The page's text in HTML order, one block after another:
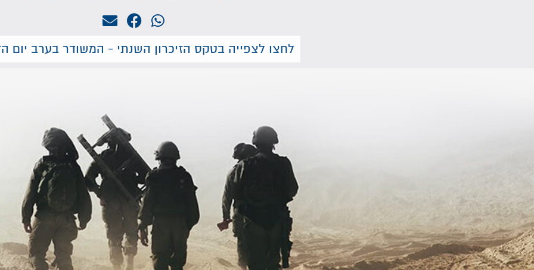
לחצו לצפייה בטקס הזיכרון השנתי - המשודר בערב יום